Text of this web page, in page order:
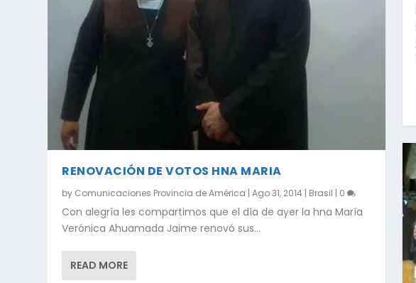
RENOVACIÓN DE VOTOS HNA MARIA
by Comunicaciones Provincia de América |Ago 31, 2014 | Brasil | 0
Con alegría les compartimos que el día de ayer la hna María
Verónica Ahuamada Jaime renovó sus...
READ MORE